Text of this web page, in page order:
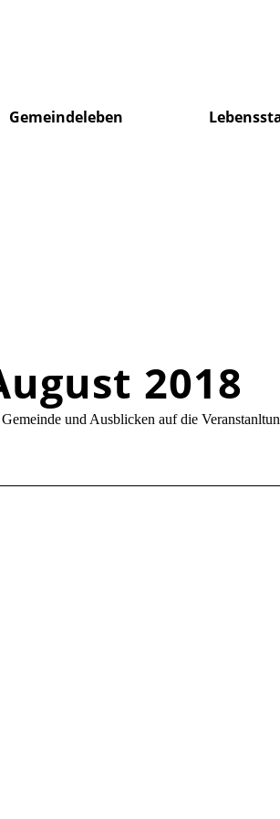
Gemeindeleben
2018
und Ausblicken auf die